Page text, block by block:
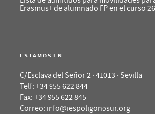
Erasmus+ de alumnado FP en el curso
ESTAMOS EN…
C/Esclava del Señor 2 · 41013 · Sevilla
Telf: +34 955 622 844
Fax: +34 955 622 845
Correo: info@iespoligonosur.org